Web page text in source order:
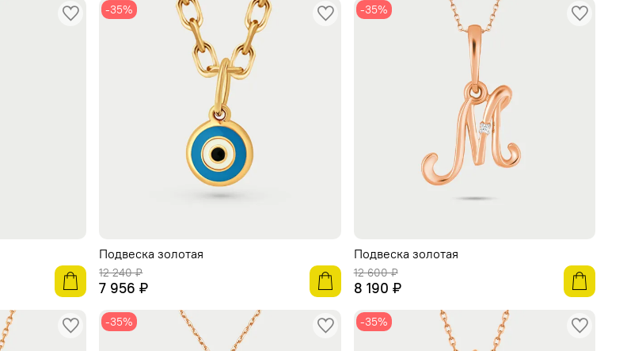
-35%
Подвеска золотая
12 240 ₽
7 956 ₽
-35%
Подвеска золотая
12 600 ₽
8 190 ₽
-35% -35%